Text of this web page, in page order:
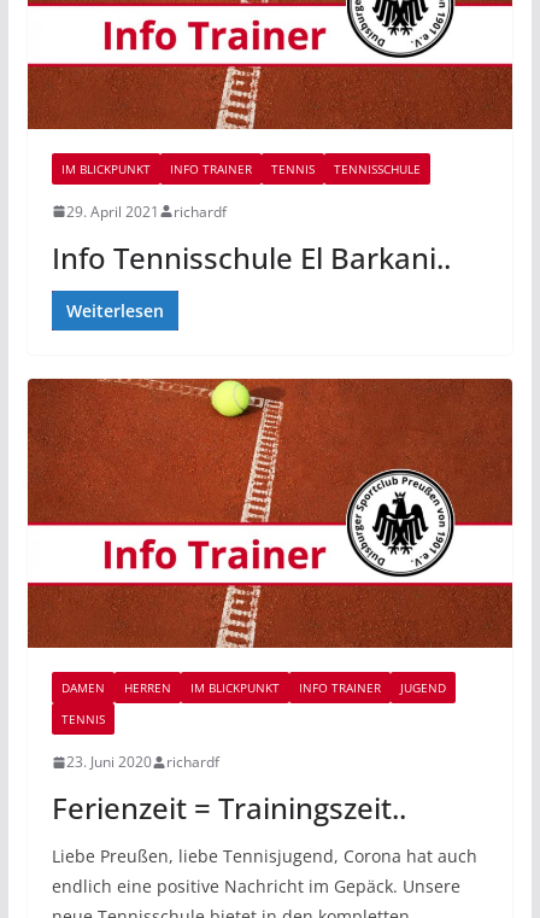
IM BLICKPUNKT INFO TRAINER TENNIS TENNISSCHULE
29. April 2021 richardf
Info Tennisschule El Barkani..
Weiterlesen
DAMEN HERREN IM BLICKPUNKT INFO TRAINER
JUGEND
TENNIS
23. Juni 2020 richardf
Ferienzeit = Trainingszeit..
Liebe Preußen, liebe Tennisjugend, Corona hat auch
endlich eine positive Nachricht im Gepäck. Unsere